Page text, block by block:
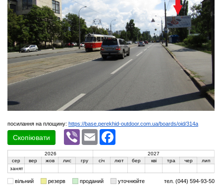
посилання на площину: https://base.perekhid-outdoor.com.ua/boards/oid/314a
Скопіювати
Viber Email
2026
2027
сер
вер жов лис гру січ лют бер кві тра чер
лип
занят
вільний резерв проданий уточнюйте
тел. (044) 594-93-50